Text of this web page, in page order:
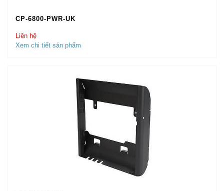
CP-6800-PWR-UK
Liên hệ
Xem chi tiết sản phẩm